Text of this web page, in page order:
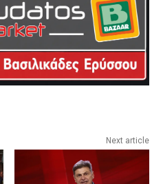
Next article